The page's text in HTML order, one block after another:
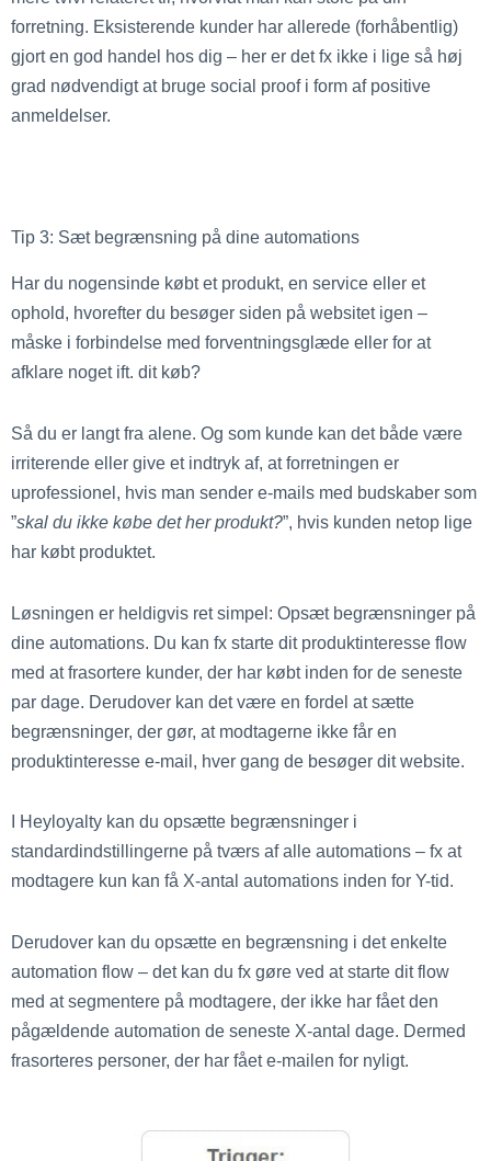
forretning. Eksisterende kunder har allerede (forhåbentlig)
gjort en god handel hos dig – her er det fx ikke i lige så høj
grad nødvendigt at bruge social proof i form af positive
anmeldelser.
Tip 3: Sæt begrænsning på dine automations
Har du nogensinde købt et produkt, en service eller et
ophold, hvorefter du besøger siden på websitet igen –
måske i forbindelse med forventningsglæde eller for at
afklare noget ift. dit køb?
Så du er langt fra alene. Og som kunde kan det både være
irriterende eller give et indtryk af, at forretningen er
uprofessionel, hvis man sender e-mails med budskaber som
”skal du ikke købe det her produkt?”, hvis kunden netop lige
har købt produktet.
Løsningen er heldigvis ret simpel: Opsæt begrænsninger på
dine automations. Du kan fx starte dit produktinteresse flow
med at frasortere kunder, der har købt inden for de seneste
par dage. Derudover kan det være en fordel at sætte
begrænsninger, der gør, at modtagerne ikke får en
produktinteresse e-mail, hver gang de besøger dit website.
I Heyloyalty kan du opsætte begrænsninger i
standardindstillingerne på tværs af alle automations – fx at
modtagere kun kan få X-antal automations inden for Y-tid.
Derudover kan du opsætte en begrænsning i det enkelte
automation flow – det kan du fx gøre ved at starte dit flow
med at segmentere på modtagere, der ikke har fået den
pågældende automation de seneste X-antal dage. Dermed
frasorteres personer, der har fået e-mailen for nyligt.